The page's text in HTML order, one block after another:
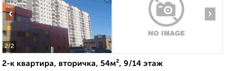
2/2
‹ ›
2-к квартира, вторичка, 54м², 9/14 этаж